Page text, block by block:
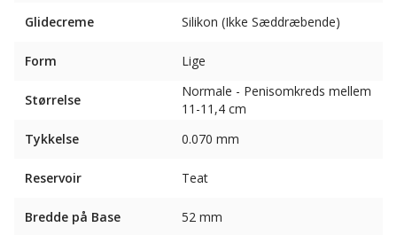
Glidecreme Silikon (Ikke Sæddræbende)
Form Lige
Størrelse
Normale - Penisomkreds mellem
11-11,4 cm
Tykkelse
0.070 mm
Reservoir Teat
Bredde på Base 52 mm